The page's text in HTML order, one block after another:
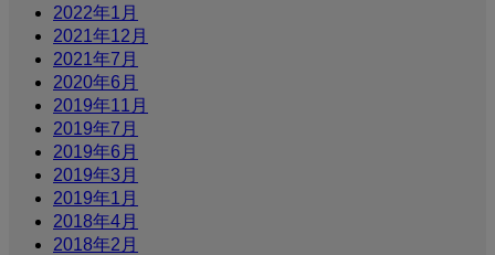
2022年1月
2021年12月
2021年7月
2020年6月
2019年11月
2019年7月
2019年6月
2019年3月
2019年1月
2018年4月
2018年2月